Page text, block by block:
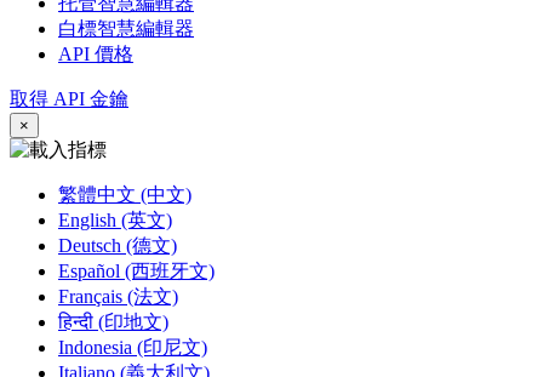
白標智慧編輯器
API 價格
取得 API 金鑰
×
繁體中文 (中文)
English (英文)
Deutsch (德文)
Español (西班牙文)
Français (法文)
हिन्दी (印地文)
Indonesia (印尼文)
Italiano (義大利文)